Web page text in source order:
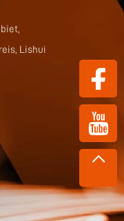
Lishui